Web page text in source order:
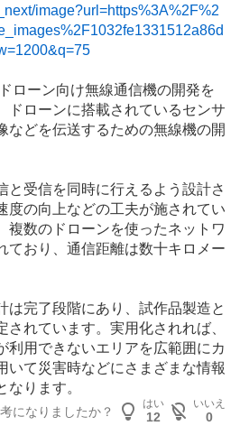
image?url=https%3A%2F%2
ローン向け無線通信機の開発を
ドローンに搭載されているセンサ
などを伝送するための無線機の開
と受信を同時に行えるよう設計さ
度の向上などの工夫が施されてい
複数のドローンを使ったネットワ
ており、通信距離は数十キロメー
は完了段階にあり、試作品製造と
されています。実用化されれば、
利用できないエリアを広範囲にカ
いて災害時などにさまざまな情報
なります。
になりましたか？
はい
12
いいえ
0